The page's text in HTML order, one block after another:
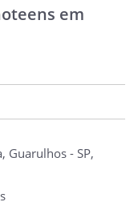
em
Guarulhos - SP,